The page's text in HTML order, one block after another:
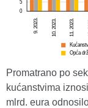
Promatrano po
kućanstvima
mlrd. eura